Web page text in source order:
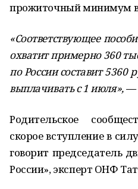
прожиточный минимум в
«Соответствующее
охватит примерно 360
по России составит 5360
выплачивать с 1 июля», —
Родительское
скорое вступление в
говорит председатель
России», эксперт ОНФ